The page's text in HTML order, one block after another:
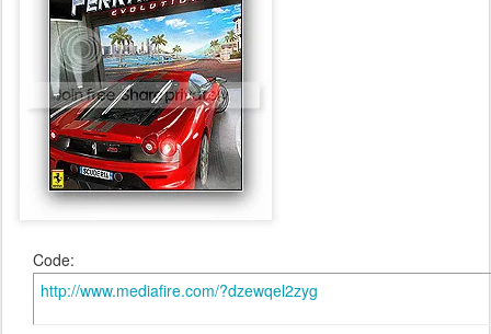
Code:
http://www.mediafire.com/?dzewqel2zyg